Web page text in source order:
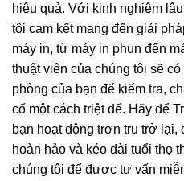
hiệu quả. Với kinh nghiệm
tôi cam kết mang đến giải
máy in, từ máy in phun đến
thuật viên của chúng tôi sẽ
phòng của bạn để kiểm tra,
cố một cách triệt để. Hãy để
bạn hoạt động trơn tru trở
hoàn hảo và kéo dài tuổi thọ
chúng tôi để được tư vấn